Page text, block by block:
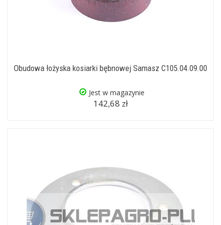
Obudowa łożyska kosiarki bębnowej Samasz C105.04.09.00
Jest w magazynie
142,68 zł